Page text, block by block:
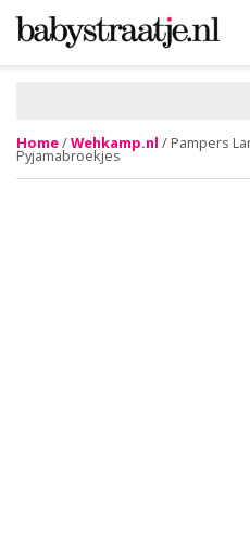
Home/Wehkamp.nl / Pampers
Pyjamabroekjes